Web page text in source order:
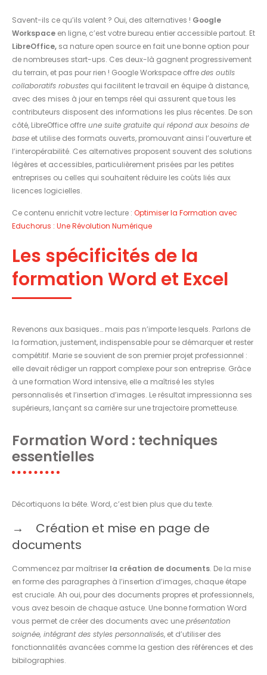
Savent-ils ce qu’ils valent ? Oui, des alternatives ! Google
Workspace en ligne, c’est votre bureau entier accessible partout. Et
LibreOffice, sa nature open source en fait une bonne option pour
de nombreuses start-ups. Ces deux-là gagnent progressivement
du terrain, et pas pour rien ! Google Workspace offredes outils
collaboratifs robustes qui facilitent le travail en équipe à distance,
avec des mises à jour en temps réel qui assurent que tous les
contributeurs disposent des informations les plus récentes. De son
côté, LibreOffice offre une suite gratuite qui répond aux besoins de
base et utilise des formats ouverts, promouvant ainsi l’ouverture et
l’interopérabilité. Ces alternatives proposent souvent des solutions
légères et accessibles, particulièrement prisées par les petites
entreprises ou celles qui souhaitent réduire les coûts liés aux
licences logicielles.
Ce contenu enrichit votre lecture : Optimiser la Formation avec
Educhorus : Une Révolution Numérique
Les spécificités de la
formation Word et Excel
Revenons aux basiques… mais pas n’importe lesquels. Parlons de
la formation, justement, indispensable pour se démarquer et rester
compétitif. Marie se souvient de son premier projet professionnel :
elle devait rédiger un rapport complexe pour son entreprise. Grâce
à une formation Word intensive, elle a maîtrisé les styles
personnalisés et l’insertion d’images. Le résultat impressionna ses
supérieurs, lançant sa carrière sur une trajectoire prometteuse.
Formation Word : techniques
essentielles
Décortiquons la bête. Word, c’est bien plus que du texte.
Création et mise en page de
documents
Commencez par maîtriser la création de documents. De la mise
en forme des paragraphes à l’insertion d’images, chaque étape
est cruciale. Ah oui, pour des documents propres et professionnels,
vous avez besoin de chaque astuce. Une bonne formation Word
vous permet de créer des documents avec uneprésentation
soignée, intégrant des styles personnalisés, et d’utiliser des
fonctionnalités avancées comme la gestion des références et des
bibilographies.